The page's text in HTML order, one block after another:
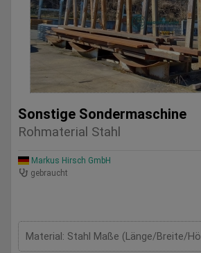
Sonstige Sondermaschine
Rohmaterial Stahl
Markus Hirsch GmbH
gebraucht